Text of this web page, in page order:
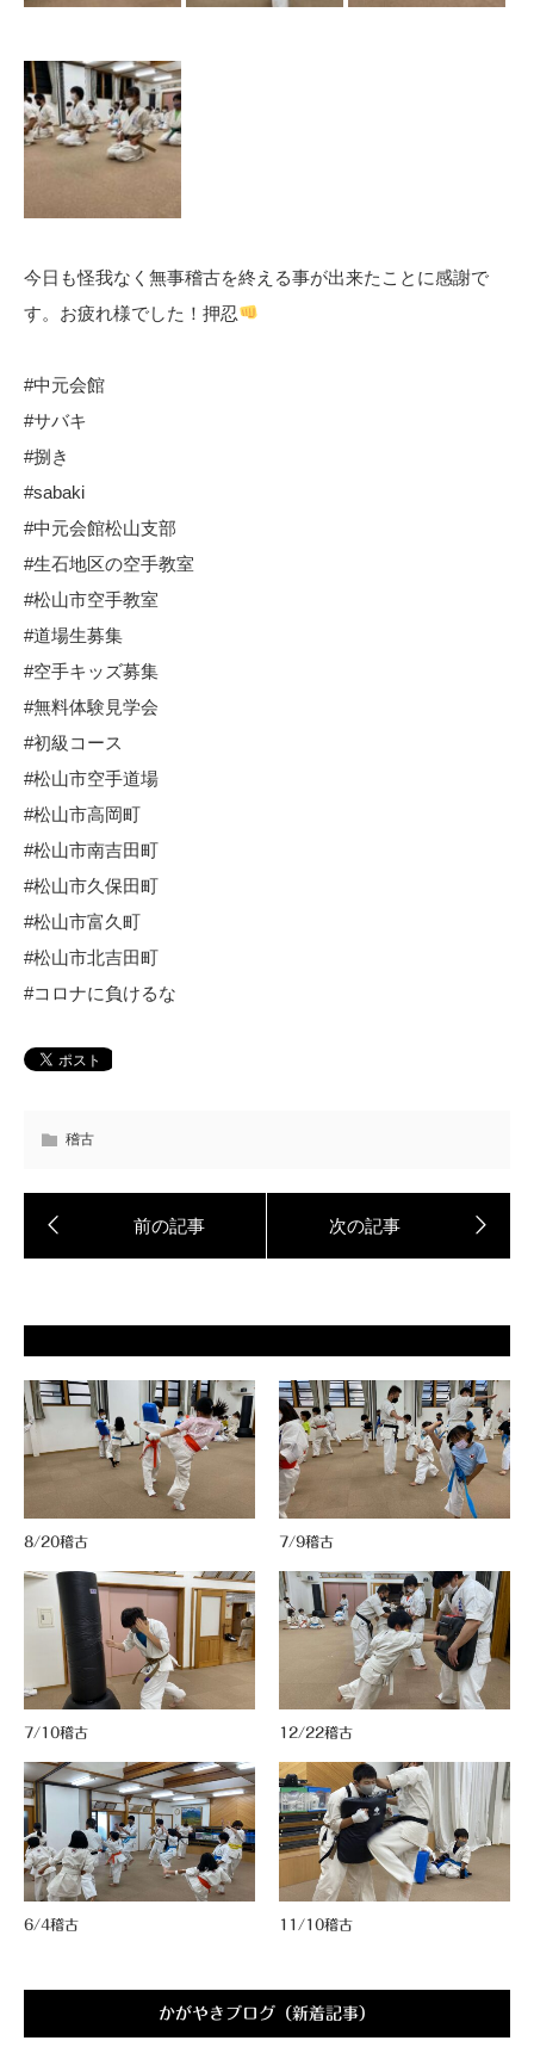
今日も怪我なく無事稽古を終える事が出来たことに感謝で
す。お疲れ様でした！押忍
#中元会館
#サバキ
#捌き
#sabaki
#中元会館松山支部
#生石地区の空手教室
#松山市空手教室
#道場生募集
#空手キッズ募集
#無料体験見学会
#初級コース
#松山市空手道場
#松山市高岡町
#松山市南吉田町
#松山市久保田町
#松山市富久町
#松山市北吉田町
#コロナに負けるな
稽古
8/20稽古 7/9稽古
7/10稽古 12/22稽古
6/4稽古 11/10稽古
かがやきブログ（新着記事）